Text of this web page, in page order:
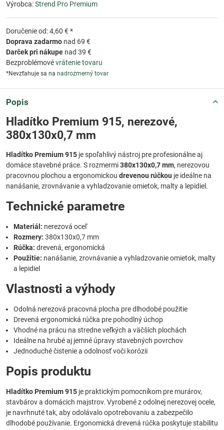
Výrobca:Strend Pro Premium
Doručenie od: 4,60 € *
Doprava zadarmo nad 69 €
Darček pri nákupe nad 39 €
Bezproblémovévrátenie tovaru
*Nevzťahuje sa na nadrozmerný tovar
Popis
Hladítko Premium 915, nerezové,
380x130x0,7 mm
Hladítko Premium 915 je spoľahlivý nástroj pre profesionálne aj
domáce stavebné práce. S rozmermi380x130x0,7 mm, nerezovou
pracovnou plochou a ergonomickou drevenou rúčkou je ideálne na
nanášanie, zrovnávanie a vyhladzovanie omietok, malty a lepidiel.
Technické parametre
Materiál: nerezová oceľ
Rozmery: 380x130x0,7 mm
Rúčka: drevená, ergonomická
Použitie: nanášanie, zrovnávanie a vyhladzovanie omietok, malty
a lepidiel
Vlastnosti a výhody
Odolná nerezová pracovná plocha pre dlhodobé použitie
Drevená ergonomická rúčka pre pohodlný úchop
Vhodné na prácu na stredne veľkých a väčších plochách
Ideálne na hrubé aj jemné úpravy stavebných povrchov
Jednoduché čistenie a odolnosť voči korózii
Popis produktu
Hladítko Premium 915 je praktickým pomocníkom pre murárov,
stavbárov a domácich majstrov. Vyrobené z odolnej nerezovej ocele,
je navrhnuté tak, aby odolávalo opotrebovaniu a zabezpečilo
dlhodobé používanie. Ergonomická drevená rúčka poskytuje stabilitu